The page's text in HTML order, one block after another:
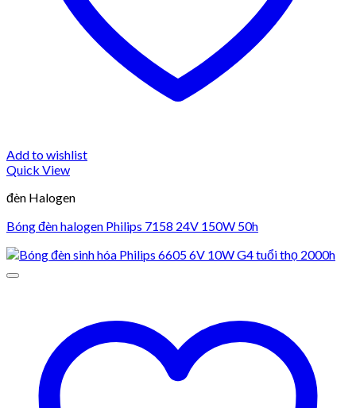
Add to wishlist
Quick View
đèn Halogen
Bóng đèn halogen Philips 7158 24V 150W 50h